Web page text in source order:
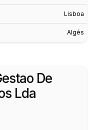
Lisboa
Algés
De
Lda